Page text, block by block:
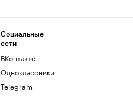
Социальные
сети
ВКонтакте
Одноклассники
Telegram